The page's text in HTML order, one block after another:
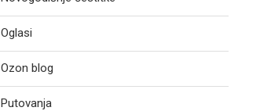
Oglasi
Ozon blog
Putovanja